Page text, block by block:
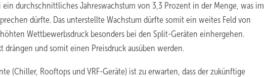
durchschnittliches Jahreswachstum von 3,3 Prozent in der Menge, was im
dürfte. Das unterstellte Wachstum dürfte somit ein weites Feld von
Wettbewerbsdruck besonders bei den Split-Geräten einhergehen.
drängen und somit einen Preisdruck ausüben werden.
(Chiller, Rooftops und VRF-Geräte) ist zu erwarten, dass der zukünftige